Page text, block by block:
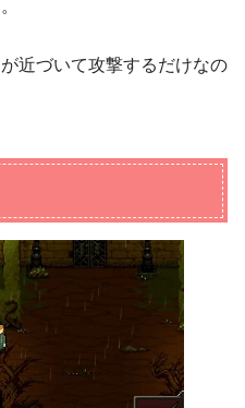
近づいて攻撃するだけなの